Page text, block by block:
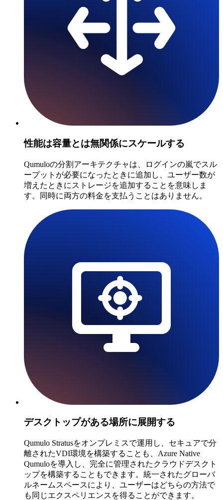
性能は容量とは無関係にスケールする
Qumuloの分割アーキテクチャは、ログインの嵐でスル
ープットが必要になったときに追加し、ユーザー数が
増えたときにストレージを追加することを意味しま
す。同時に両方の料金を支払うことはありません。
デスクトップがある場所に展開する
Qumulo Stratusをオンプレミスで運用し、セキュアで分
離されたVDI環境を構築することも、Azure Native
Qumuloを導入し、完全に管理されたクラウドデスクト
ップを構築することもできます。統一されたグローバ
ルネームスペースにより、ユーザーはどちらの方法で
も同じエクスペリエンスを得ることができます。